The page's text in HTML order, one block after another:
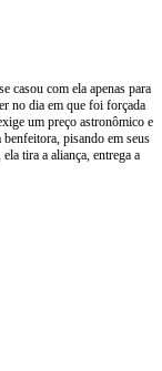
casou com ela apenas para
no dia em que foi forçada
um preço astronômico e
pisando em seus
tira a aliança, entrega a